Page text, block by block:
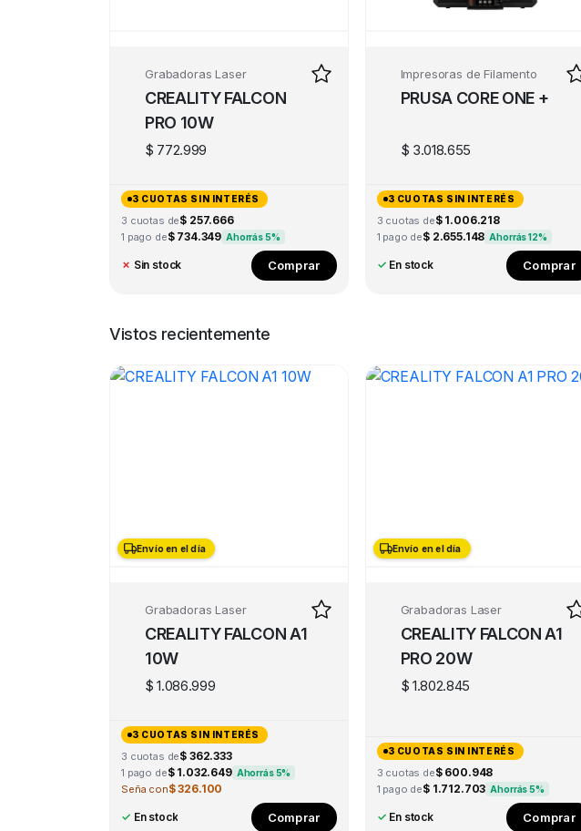
Grabadoras Laser
CREALITY FALCON
PRO 10W
$ 772.999
3 CUOTAS SIN INTERÉS
3 cuotas de$ 257.666
1 pago de$ 734.349 Ahorrás 5%
✗ Sin stock Comprar
Impresoras de Filamento
PRUSA CORE ONE +
$ 3.018.655
3 CUOTAS SIN INTERÉS
3 cuotas de$ 1.006.218
1 pago de$ 2.655.148 Ahorrás 12%
✓ En stock Comprar
Vistos recientemente
Envío en el día
Envío en el día
Grabadoras Laser
CREALITY FALCON A1
10W
$ 1.086.999
3 CUOTAS SIN INTERÉS
3 cuotas de$ 362.333
1 pago de$ 1.032.649 Ahorrás 5%
Seña con$ 326.100
✓ En stock Comprar
This
Envío en el día
Envío en el día
Grabadoras Laser
CREALITY FALCON A1
PRO 20W
$ 1.802.845
3 CUOTAS SIN INTERÉS
3 cuotas de$ 600.948
1 pago de$ 1.712.703 Ahorrás 5%
✓ En stock Comprar